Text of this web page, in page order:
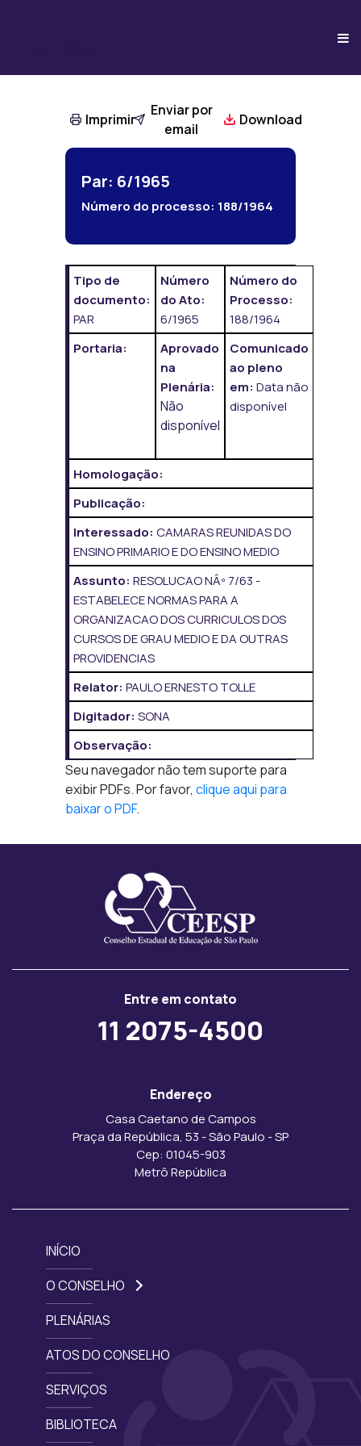
Imprimir
Enviar por
email
Download
Par: 6/1965
Número do processo: 188/1964
Tipo de
documento:
PAR
Número
do Ato:
6/1965
Número do
Processo:
188/1964
Portaria:
Aprovado
na
Plenária:
Não
disponível
Comunicado
ao pleno
em: Data não
disponível
Homologação:
Publicação:
Interessado: CAMARAS REUNIDAS DO
ENSINO PRIMARIO E DO ENSINO MEDIO
Assunto: RESOLUCAO NÂº 7/63 -
ESTABELECE NORMAS PARA A
ORGANIZACAO DOS CURRICULOS DOS
CURSOS DE GRAU MEDIO E DA OUTRAS
PROVIDENCIAS
Relator: PAULO ERNESTO TOLLE
Digitador: SONA
Observação:
Seu navegador não tem suporte para
exibir PDFs. Por favor, clique aqui para
baixar o PDF.
Entre em contato
11 2075-4500
Endereço
Casa Caetano de Campos
Praça da República, 53 - São Paulo - SP
Cep: 01045-903
Metrô República
INÍCIO
O CONSELHO
PLENÁRIAS
ATOS DO CONSELHO
SERVIÇOS
BIBLIOTECA